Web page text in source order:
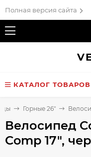
Полная версия сайта
КАТАЛОГ ТОВАРОВ
Горные 26"
Велосипед
Comp 17",